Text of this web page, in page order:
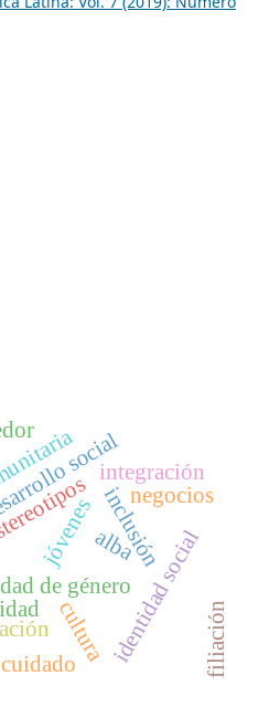
de género
cultura
inclusión
jóvenes
social
identidad social
negocios
alba
integración
filiación